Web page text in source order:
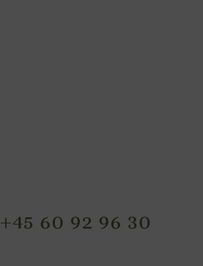
+45 60 92 96 30